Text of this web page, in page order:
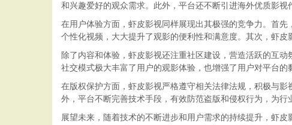
和兴趣爱好的观众需求。此外，平台还不断引进海外优质影视
在用户体验方面，虾皮影视同样展现出其极强的竞争力。首
个性化视频，大大提升了观影的便利性和满意度。其次，虾
除了内容和体验，虾皮影视还注重社区建设，营造活跃的互
社交模式极大丰富了用户的观影体验，也增强了用户对平台的
在版权保护方面，虾皮影视严格遵守相关法律法规，积极与
外，平台不断完善技术手段，有效防范盗版和侵权行为，为行
展望未来，随着技术的不断进步和用户需求的持续提升，虾